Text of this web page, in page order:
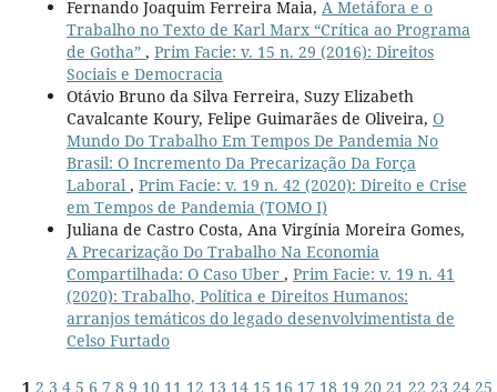
Fernando Joaquim Ferreira Maia, A Metáfora e o
Trabalho no Texto de Karl Marx “Crítica ao Programa
de Gotha” , Prim Facie: v. 15 n. 29 (2016): Direitos
Sociais e Democracia
Otávio Bruno da Silva Ferreira, Suzy Elizabeth
Cavalcante Koury, Felipe Guimarães de Oliveira, O
Mundo Do Trabalho Em Tempos De Pandemia No
Brasil: O Incremento Da Precarização Da Força
Laboral , Prim Facie: v. 19 n. 42 (2020): Direito e Crise
em Tempos de Pandemia (TOMO I)
Juliana de Castro Costa, Ana Virgínia Moreira Gomes,
A Precarização Do Trabalho Na Economia
Compartilhada: O Caso Uber , Prim Facie: v. 19 n. 41
(2020): Trabalho, Política e Direitos Humanos:
arranjos temáticos do legado desenvolvimentista de
Celso Furtado
1 2 3 4 5 6 7 8 9 10 11 12 13 14 15 16 17 18 19 20 21 22 23 24 25